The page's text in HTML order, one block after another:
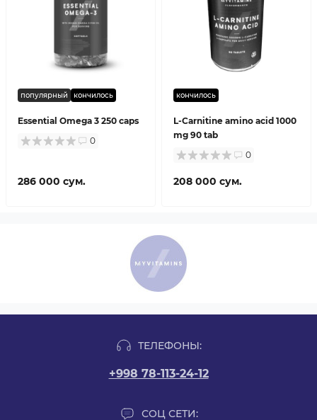
популярный кончилось
Essential Omega 3 250 caps
0
286 000 сум.
кончилось
L-Carnitine amino acid 1000
mg 90 tab
0
208 000 сум.
ТЕЛЕФОНЫ:
+998 78-113-24-12
СОЦ СЕТИ: